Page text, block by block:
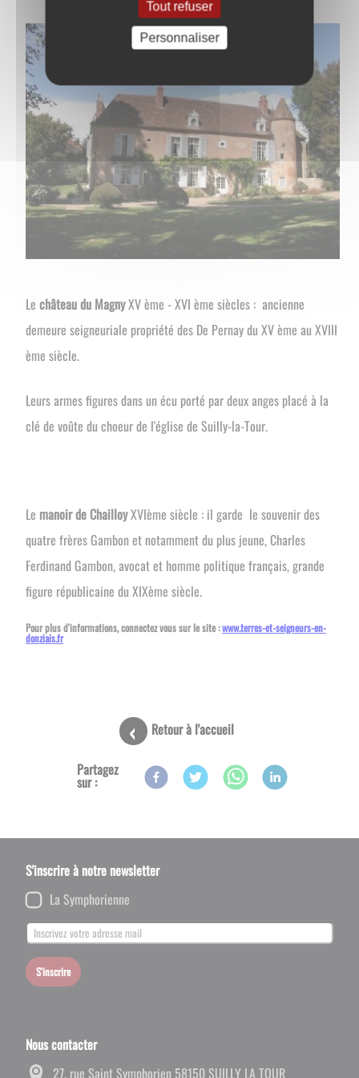
Le château du MagnyXV ème - XVI ème siècles : ancienne
demeure seigneuriale propriété des De Pernay du XV ème au XVIII
ème siècle.
Leurs armes figures dans un écu porté par deux anges placé à la
clé de voûte du choeur de l'église de Suilly-la-Tour.
Le manoir de ChailloyXVIème siècle : il garde le souvenir des
quatre frères Gambon et notamment du plus jeune, Charles
Ferdinand Gambon, avocat et homme politique français, grande
figure républicaine du XIXème siècle.
Pour plus d'informations, connectez vous sur le site :www.terres-et-seigneurs-en-
donziais.fr
Retour à l'accueil
Partagez
sur :
S'inscrire à notre newsletter
La Symphorienne
S'inscrire
Nous contacter
27, rue Saint Symphorien 58150 SUILLY LA TOUR
Tout refuser
Personnaliser